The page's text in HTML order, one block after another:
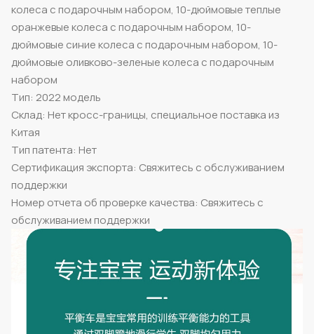
колеса с подарочным набором, 10-дюймовые теплые
оранжевые колеса с подарочным набором, 10-
дюймовые синие колеса с подарочным набором, 10-
дюймовые оливково-зеленые колеса с подарочным
набором
Тип: 2022 модель
Склад: Нет кросс-границы, специальное поставка из
Китая
Тип патента: Нет
Сертификация экспорта: Свяжитесь с обслуживанием
поддержки
Номер отчета об проверке качества: Свяжитесь с
обслуживанием поддержки